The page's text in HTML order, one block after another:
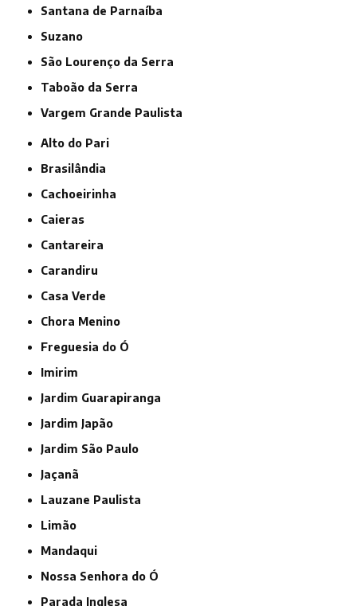
Santana de Parnaíba
Suzano
São Lourenço da Serra
Taboão da Serra
Vargem Grande Paulista
Alto do Pari
Brasilândia
Cachoeirinha
Caieras
Cantareira
Carandiru
Casa Verde
Chora Menino
Freguesia do Ó
Imirim
Jardim Guarapiranga
Jardim Japão
Jardim São Paulo
Jaçanã
Lauzane Paulista
Limão
Mandaqui
Nossa Senhora do Ó
Parada Inglesa